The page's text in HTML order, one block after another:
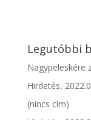
Legutóbbi
Nagypeleskére
Hirdetés,
(nincs cím)